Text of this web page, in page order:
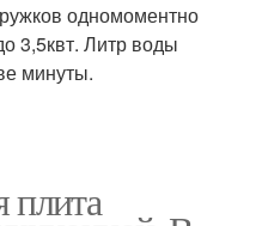
одномоментно
3,5квт. Литр воды
минуты.
плита